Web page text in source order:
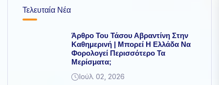
Τελευταία Νέα
Άρθρο Του Τάσου Αβραντίνη Στην
Καθημερινή | Μπορεί Η Ελλάδα Να
Φορολογεί Περισσότερο Τα
Μερίσματα;
Ιούλ 02, 2026